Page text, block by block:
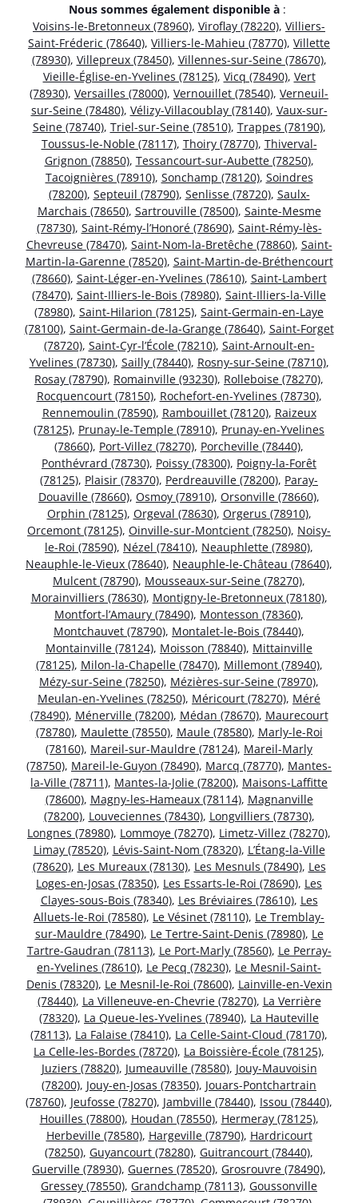
Nous sommes également disponible à :
Voisins-le-Bretonneux (78960), Viroflay (78220), Villiers-
Saint-Fréderic (78640), Villiers-le-Mahieu (78770), Villette
(78930), Villepreux (78450), Villennes-sur-Seine (78670),
Vieille-Église-en-Yvelines (78125), Vicq (78490), Vert
(78930), Versailles (78000), Vernouillet (78540), Verneuil-
sur-Seine (78480), Vélizy-Villacoublay (78140), Vaux-sur-
Seine (78740), Triel-sur-Seine (78510), Trappes (78190),
Toussus-le-Noble (78117), Thoiry (78770), Thiverval-
Grignon (78850), Tessancourt-sur-Aubette (78250),
Tacoignières (78910), Sonchamp (78120), Soindres
(78200), Septeuil (78790), Senlisse (78720), Saulx-
Marchais (78650), Sartrouville (78500), Sainte-Mesme
(78730), Saint-Rémy-l’Honoré (78690), Saint-Rémy-lès-
Chevreuse (78470), Saint-Nom-la-Bretêche (78860), Saint-
Martin-la-Garenne (78520), Saint-Martin-de-Bréthencourt
(78660), Saint-Léger-en-Yvelines (78610), Saint-Lambert
(78470), Saint-Illiers-le-Bois (78980), Saint-Illiers-la-Ville
(78980), Saint-Hilarion (78125), Saint-Germain-en-Laye
(78100), Saint-Germain-de-la-Grange (78640), Saint-Forget
(78720), Saint-Cyr-l’École (78210), Saint-Arnoult-en-
Yvelines (78730), Sailly (78440), Rosny-sur-Seine (78710),
Rosay (78790), Romainville (93230), Rolleboise (78270),
Rocquencourt (78150), Rochefort-en-Yvelines (78730),
Rennemoulin (78590), Rambouillet (78120), Raizeux
(78125), Prunay-le-Temple (78910), Prunay-en-Yvelines
(78660), Port-Villez (78270), Porcheville (78440),
Ponthévrard (78730), Poissy (78300), Poigny-la-Forêt
(78125), Plaisir (78370), Perdreauville (78200), Paray-
Douaville (78660), Osmoy (78910), Orsonville (78660),
Orphin (78125), Orgeval (78630), Orgerus (78910),
Orcemont (78125), Oinville-sur-Montcient (78250), Noisy-
le-Roi (78590), Nézel (78410), Neauphlette (78980),
Neauphle-le-Vieux (78640), Neauphle-le-Château (78640),
Mulcent (78790), Mousseaux-sur-Seine (78270),
Morainvilliers (78630), Montigny-le-Bretonneux (78180),
Montfort-l’Amaury (78490), Montesson (78360),
Montchauvet (78790), Montalet-le-Bois (78440),
Montainville (78124), Moisson (78840), Mittainville
(78125), Milon-la-Chapelle (78470), Millemont (78940),
Mézy-sur-Seine (78250), Mézières-sur-Seine (78970),
Meulan-en-Yvelines (78250), Méricourt (78270), Méré
(78490), Ménerville (78200), Médan (78670), Maurecourt
(78780), Maulette (78550), Maule (78580), Marly-le-Roi
(78160), Mareil-sur-Mauldre (78124), Mareil-Marly
(78750), Mareil-le-Guyon (78490), Marcq (78770), Mantes-
la-Ville (78711), Mantes-la-Jolie (78200), Maisons-Laffitte
(78600), Magny-les-Hameaux (78114), Magnanville
(78200), Louveciennes (78430), Longvilliers (78730),
Longnes (78980), Lommoye (78270), Limetz-Villez (78270),
Limay (78520), Lévis-Saint-Nom (78320), L’Étang-la-Ville
(78620), Les Mureaux (78130), Les Mesnuls (78490), Les
Loges-en-Josas (78350), Les Essarts-le-Roi (78690), Les
Clayes-sous-Bois (78340), Les Bréviaires (78610), Les
Alluets-le-Roi (78580), Le Vésinet (78110), Le Tremblay-
sur-Mauldre (78490), Le Tertre-Saint-Denis (78980), Le
Tartre-Gaudran (78113), Le Port-Marly (78560), Le Perray-
en-Yvelines (78610), Le Pecq (78230), Le Mesnil-Saint-
Denis (78320), Le Mesnil-le-Roi (78600), Lainville-en-Vexin
(78440), La Villeneuve-en-Chevrie (78270), La Verrière
(78320), La Queue-les-Yvelines (78940), La Hauteville
(78113), La Falaise (78410), La Celle-Saint-Cloud (78170),
La Celle-les-Bordes (78720), La Boissière-École (78125),
Juziers (78820), Jumeauville (78580), Jouy-Mauvoisin
(78200), Jouy-en-Josas (78350), Jouars-Pontchartrain
(78760), Jeufosse (78270), Jambville (78440), Issou (78440),
Houilles (78800), Houdan (78550), Hermeray (78125),
Herbeville (78580), Hargeville (78790), Hardricourt
(78250), Guyancourt (78280), Guitrancourt (78440),
Guerville (78930), Guernes (78520), Grosrouvre (78490),
Gressey (78550), Grandchamp (78113), Goussonville